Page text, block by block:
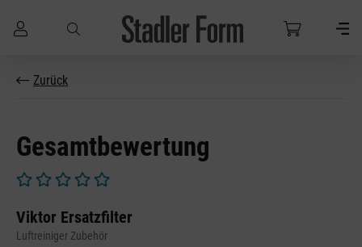
Zum Hauptinhalt springen
Zurück
Gesamtbewertung
Viktor Ersatzfilter
Luftreiniger Zubehör